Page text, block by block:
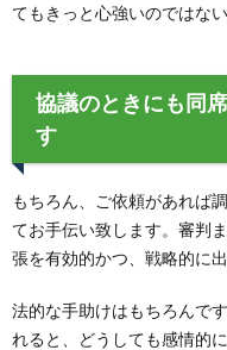
てもきっと心強いのではな
協議のときにも同
す
もちろん、ご依頼があれば
てお手伝い致します。審判
張を有効的かつ、戦略的に
法的な手助けはもちろんで
れると、どうしても感情的